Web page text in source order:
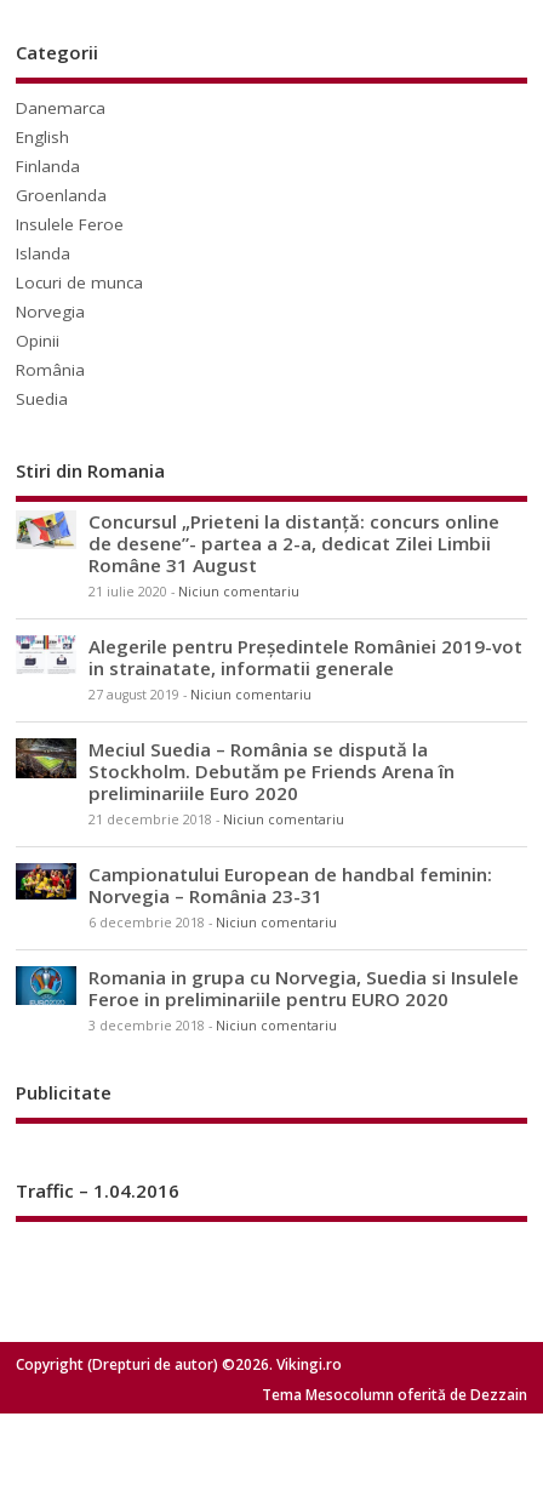
Categorii
Danemarca
English
Finlanda
Groenlanda
Insulele Feroe
Islanda
Locuri de munca
Norvegia
Opinii
România
Suedia
Stiri din Romania
Concursul „Prieteni la distanță: concurs online
de desene”- partea a 2-a, dedicat Zilei Limbii
Române 31 August
21 iulie 2020 - Niciun comentariu
Alegerile pentru Președintele României 2019-vot
in strainatate, informatii generale
27 august 2019 - Niciun comentariu
Meciul Suedia – România se dispută la
Stockholm. Debutăm pe Friends Arena în
preliminariile Euro 2020
21 decembrie 2018 - Niciun comentariu
Campionatului European de handbal feminin:
Norvegia – România 23-31
6 decembrie 2018 - Niciun comentariu
Romania in grupa cu Norvegia, Suedia si Insulele
Feroe in preliminariile pentru EURO 2020
3 decembrie 2018 - Niciun comentariu
Publicitate
Traffic – 1.04.2016
Copyright (Drepturi de autor) ©2026. Vikingi.ro
Tema Mesocolumn oferită de Dezzain